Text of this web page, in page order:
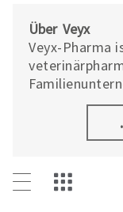
Über Veyx
Veyx-Pharma
Gesundheit
Seit der
und